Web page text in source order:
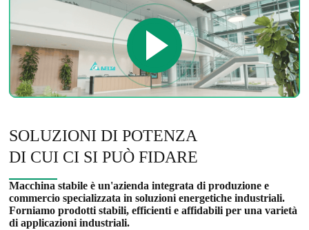
SOLUZIONI DI POTENZA
DI CUI CI SI PUÒ FIDARE
Macchina stabile è un'azienda integrata di produzione e
commercio specializzata in soluzioni energetiche industriali.
Forniamo prodotti stabili, efficienti e affidabili per una varietà
di applicazioni industriali.